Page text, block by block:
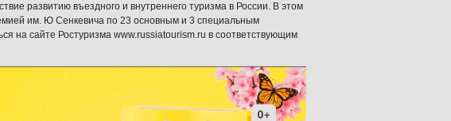
развитию въездного и внутреннего туризма в России. В этом
им. Ю Сенкевича по 23 основным и 3 специальным
на сайте Ростуризма www.russiatourism.ru в соответствующим